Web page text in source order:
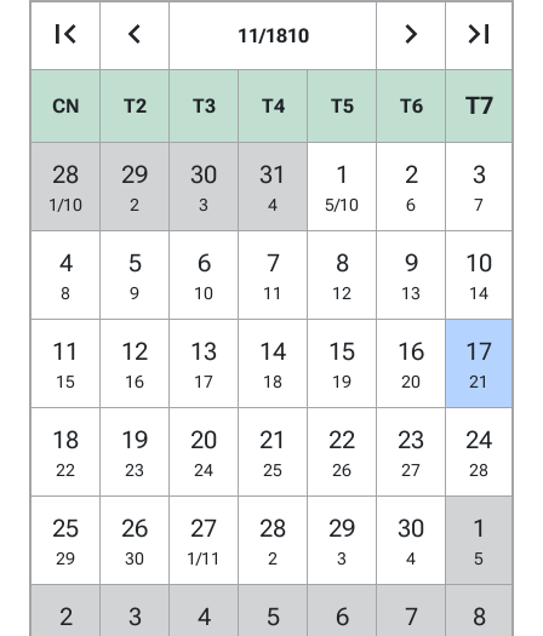
11/1810
CN T2 T3 T4 T5 T6 T7
28
1/10
29
2
30
3
31
4
1
5/10
2
6
3
7
4
8
5
9
6
10
7
11
8
12
9
13
10
14
11
15
12
16
13
17
14
18
15
19
16
20
17
21
18
22
19
23
20
24
21
25
22
26
23
27
24
28
25
29
26
30
27
1/11
28
2
29
3
30
4
1
5
2 3 4 5 6 7 8